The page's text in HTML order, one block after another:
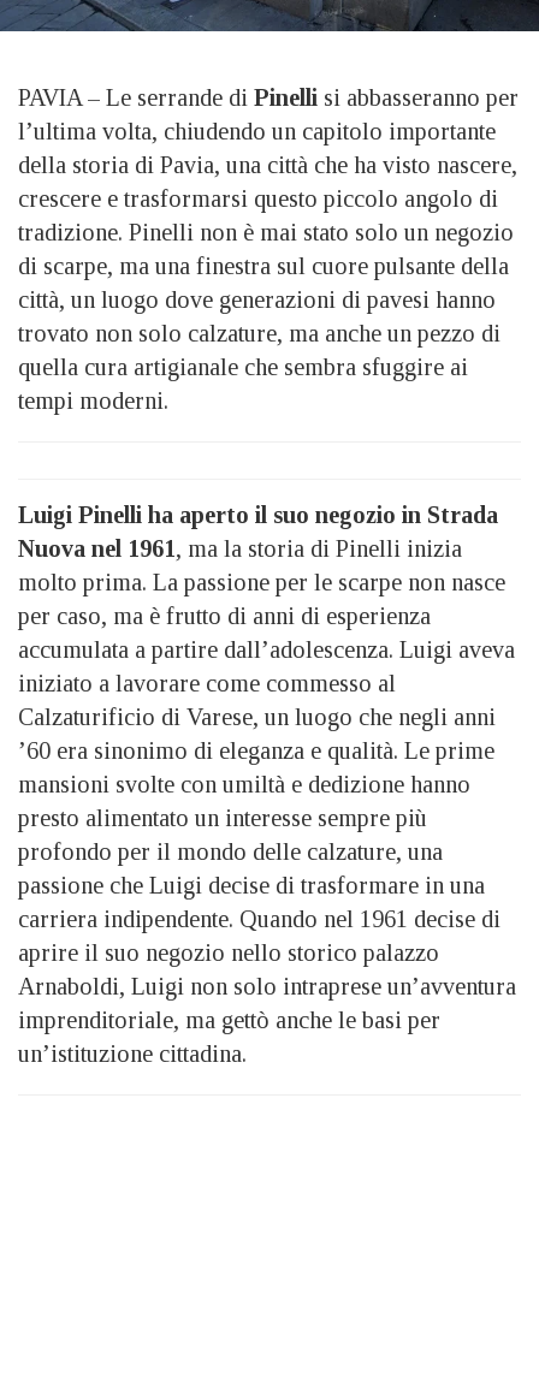
PAVIA – Le serrande di Pinelli si abbasseranno per
l’ultima volta, chiudendo un capitolo importante
della storia di Pavia, una città che ha visto nascere,
crescere e trasformarsi questo piccolo angolo di
tradizione. Pinelli non è mai stato solo un negozio
di scarpe, ma una finestra sul cuore pulsante della
città, un luogo dove generazioni di pavesi hanno
trovato non solo calzature, ma anche un pezzo di
quella cura artigianale che sembra sfuggire ai
tempi moderni.
Luigi Pinelli ha aperto il suo negozio in Strada
Nuova nel 1961, ma la storia di Pinelli inizia
molto prima. La passione per le scarpe non nasce
per caso, ma è frutto di anni di esperienza
accumulata a partire dall’adolescenza. Luigi aveva
iniziato a lavorare come commesso al
Calzaturificio di Varese, un luogo che negli anni
’60 era sinonimo di eleganza e qualità. Le prime
mansioni svolte con umiltà e dedizione hanno
presto alimentato un interesse sempre più
profondo per il mondo delle calzature, una
passione che Luigi decise di trasformare in una
carriera indipendente. Quando nel 1961 decise di
aprire il suo negozio nello storico palazzo
Arnaboldi, Luigi non solo intraprese un’avventura
imprenditoriale, ma gettò anche le basi per
un’istituzione cittadina.